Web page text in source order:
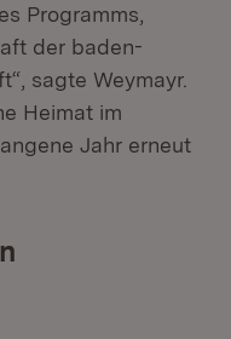
Programms,
der baden-
sagte Weymayr.
Heimat im
Jahr erneut